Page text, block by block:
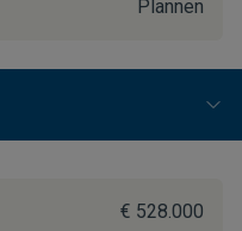
Plannen
€ 528.000